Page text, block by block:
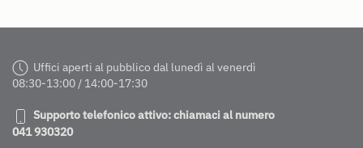
Uffici aperti al pubblico dal lunedì al venerdì
08:30-13:00 / 14:00-17:30
Supporto telefonico attivo: chiamaci al numero
041 930320